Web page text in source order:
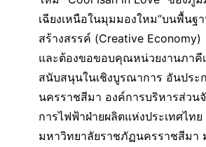
เฉียงเหนือในมุมมองใหม”บนพื้นฐ
สร้างสรรค์ (Creative Economy)
และต้องขอขอบคุณหน่วยงานภาคี
สนับสนุนในเชิงบูรณาการ อันประ
นครราชสีมา องค์การบริหารส่วน
การไฟฟ้าฝ่ายผลิตแห่งประเทศไทย
มหาวิทยาลัยราชภัฏนครราชสีมา